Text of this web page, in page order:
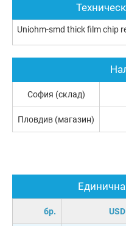
Uniohm-smd thick film chip
бр. USD
София (склад)
Пловдив (магазин)